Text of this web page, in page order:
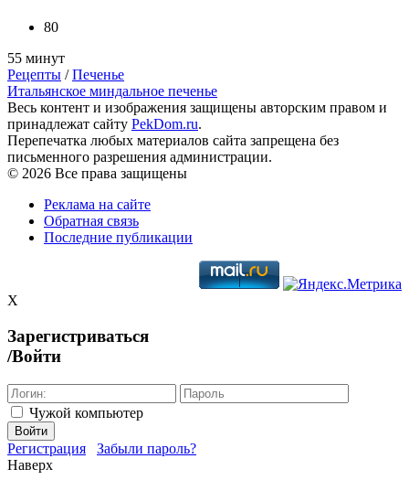
80
55 минут
Рецепты /Печенье
Итальянское миндальное печенье
Весь контент и изображения защищены авторским правом и
принадлежат сайту PekDom.ru.
Перепечатка любых материалов сайта запрещена без
письменного разрешения администрации.
© 2026 Все права защищены
Реклама на сайте
Обратная связь
Последние публикации
X
Зарегистриваться
/Войти
Чужой компьютер
Войти
Регистрация
Забыли пароль?
Наверх